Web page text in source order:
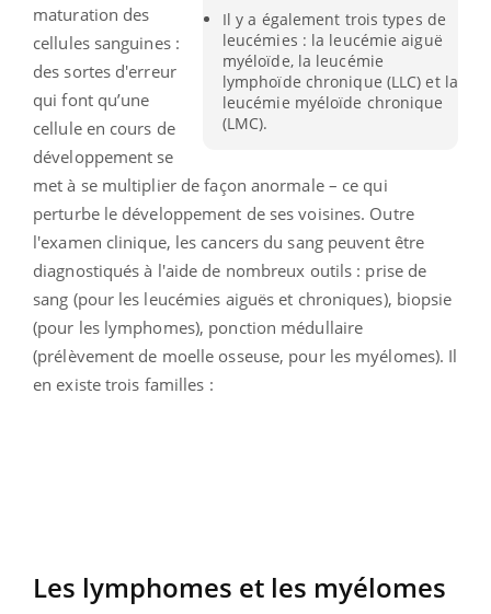
Il y a également trois types de
leucémies : la leucémie aiguë
myéloïde, la leucémie
lymphoïde chronique (LLC) et la
leucémie myéloïde chronique
(LMC).
maturation des
cellules sanguines :
des sortes d'erreur
qui font qu’une
cellule en cours de
développement se
met à se multiplier de façon anormale – ce qui
perturbe le développement de ses voisines. Outre
l'examen clinique, les cancers du sang peuvent être
diagnostiqués à l'aide de nombreux outils : prise de
sang (pour les leucémies aiguës et chroniques), biopsie
(pour les lymphomes), ponction médullaire
(prélèvement de moelle osseuse, pour les myélomes). Il
en existe trois familles :
Les lymphomes et les myélomes